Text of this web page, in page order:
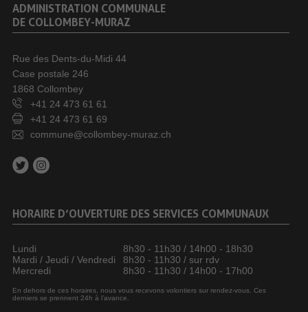
ADMINISTRATION COMMUNALE
DE COLLOMBEY-MURAZ
Rue des Dents-du-Midi 44
Case postale 246
1868 Collombey
+41 24 473 61 61
+41 24 473 61 69
commune@collombey-muraz.ch
HORAIRE D’OUVERTURE DES SERVICES COMMUNAUX
Lundi
8h30 - 11h30 / 14h00 - 18h30
Mardi / Jeudi / Vendredi
8h30 - 11h30 / sur rdv
Mercredi
8h30 - 11h30 / 14h00 - 17h00
En dehors de ces horaires, nous vous recevons volontiers sur rendez-vous. Ces
derniers se prennent 24h à l’avance.